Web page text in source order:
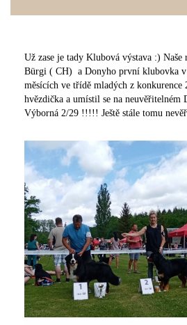
​Už zase je tady Klubová výstava :) Naše
Bürgi ( CH) a Donyho první klubovka
měsících ve třídě mladých z konkurence
hvězdička a umístil se na
Výborná 2/29 !!!!! Ještě stále tomu